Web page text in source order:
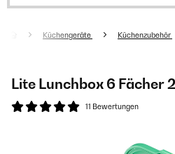
Küchengeräte Küchenzubehör
Lite Lunchbox 6 Fächer
11 Bewertungen